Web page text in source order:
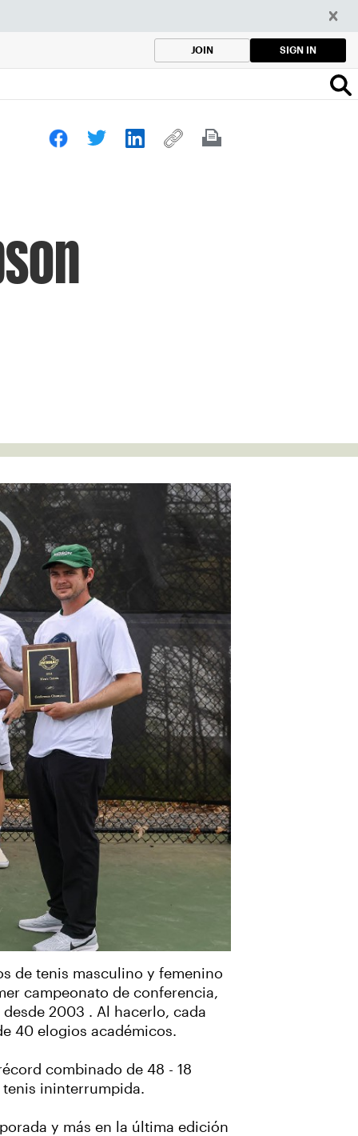
JOIN SIGN IN
de tenis masculino y femenino
campeonato de conferencia,
2003 . Al hacerlo, cada
40 elogios académicos.
combinado de 48 - 18
ininterrumpida.
y más en la última edición